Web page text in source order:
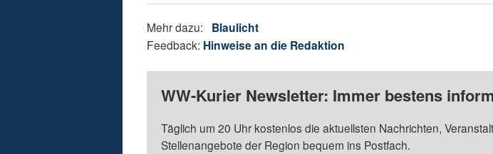
Mehr dazu: Blaulicht
Feedback: Hinweise an die Redaktion
WW-Kurier Newsletter: Immer bestens
Täglich um 20 Uhr kostenlos die aktuellsten Nachrichten,
Stellenangebote der Region bequem ins Postfach.